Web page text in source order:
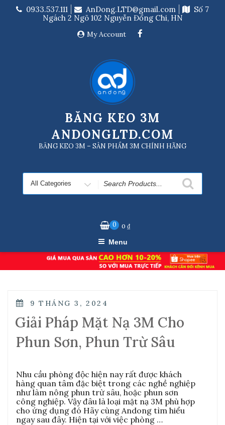
0933.537.111 AnDong.LTD@gmail.com
Số 7
Ngách 2 Ngõ 102 Nguyễn Đổng Chi, HN
My Account
BĂNG KEO 3M
ANDONGLTD.COM
BĂNG KEO 3M – SẢN PHẨM 3M CHÍNH HÃNG
Search
for
0 0₫
Menu
POSTED
9 THÁNG 3, 2024
Giải Pháp Mặt Nạ 3M Cho
Phun Sơn, Phun Trừ Sâu
Nhu cầu phòng độc hiện nay rất được khách
hàng quan tâm đặc biệt trong các nghề nghiệp
như làm nông phun trừ sâu, hoặc phun sơn
công nghiệp. Vậy đâu là loại mặt nạ 3M phù hợp
cho ứng dụng đó Hãy cùng Andong tìm hiểu
ngay sau đây. Hiện tại với việc phòng …